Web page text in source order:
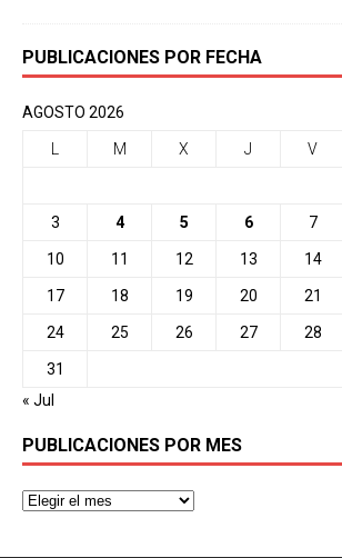
PUBLICACIONES POR FECHA
AGOSTO 2026
M X J V
3 4 5 6 7
10 11 12 13 14
17 18 19 20 21
24 25 26 27 28
31
« Jul
PUBLICACIONES POR MES